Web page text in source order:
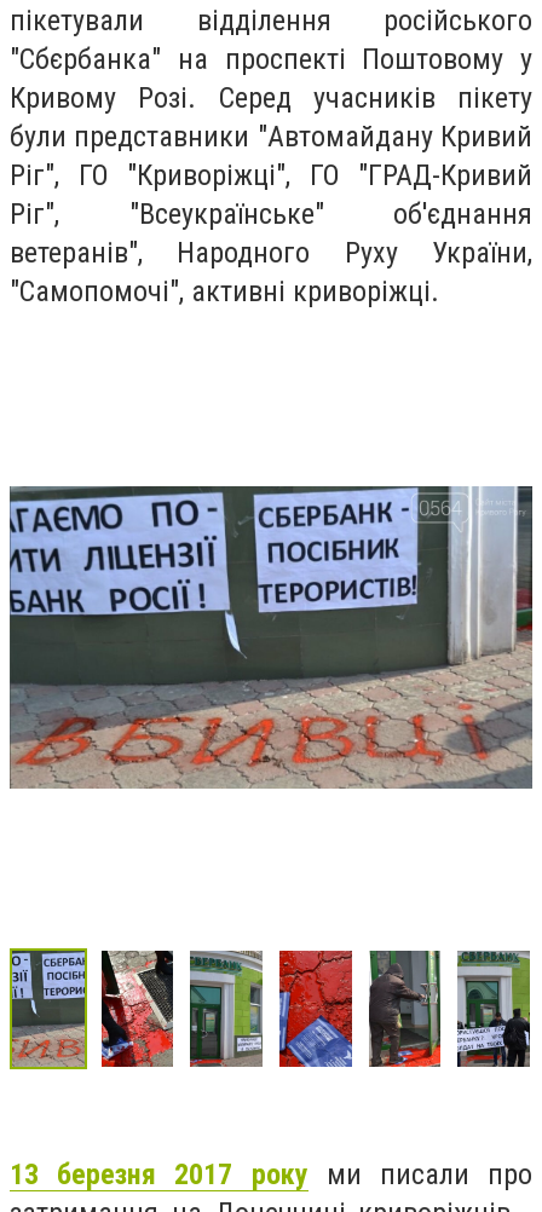
пікетували відділення російського
"Сбєрбанка" на проспекті Поштовому у
Кривому Розі. Серед учасників пікету
були представники "Автомайдану Кривий
Ріг", ГО "Криворіжці", ГО "ГРАД-Кривий
Ріг", "Всеукраїнське" об'єднання
ветеранів", Народного Руху України,
"Самопомочі", активні криворіжці.
13 березня 2017 року ми писали про